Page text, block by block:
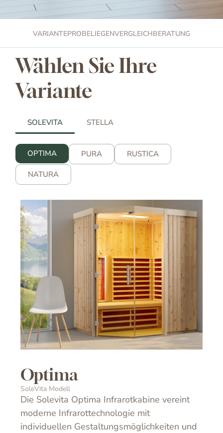
VARIANTEPROBELIEGENVERGLEICHBERATUNG
Wählen Sie Ihre
Variante
SOLEVITA STELLA
OPTIMA PURA RUSTICA
NATURA
Optima
SoleVita Modell
Die Solevita Optima Infrarotkabine vereint
moderne Infrarottechnologie mit
individuellen Gestaltungsmöglichkeiten und